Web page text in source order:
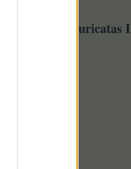
Habitat de Suricatas